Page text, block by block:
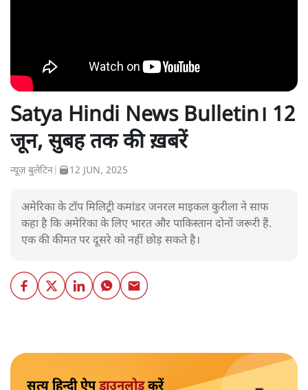
Satya Hindi News Bulletin। 12
जून, सुबह तक की ख़बरें
न्यूज़ बुलेटिन 12 JUN, 2025
अमेरिका के टॉप मिलिट्री कमांडर जनरल माइकल कुरीला ने साफ
कहा है कि अमेरिका के लिए भारत और पाकिस्तान दोनों जरूरी हैं.
एक की कीमत पर दूसरे को नहीं छोड़ सकते है।
सत्य हिन्दी ऐपडाउनलोडकरें